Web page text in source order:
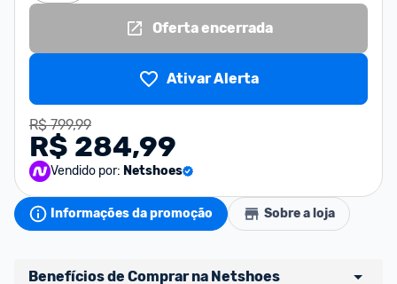
Oferta encerrada
Ativar Alerta
R$ 799,99
R$ 284,99
Vendido por: Netshoes
Informações da promoção Sobre a loja
Benefícios de Comprar na Netshoes